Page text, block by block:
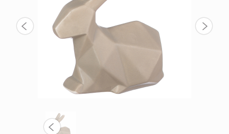
КОМНАТНЫЕ РАСТЕНИЯ
ГОРШКИ И КАШПО
ГРУНТЫ И УДОБРЕНИЯ
ПРЕДМЕТЫ ИНТЕРЬЕРА